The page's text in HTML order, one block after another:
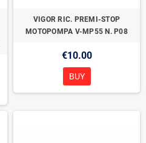
VIGOR RIC. PREMI-STOP
MOTOPOMPA V-MP55 N. P08
€10.00
BUY